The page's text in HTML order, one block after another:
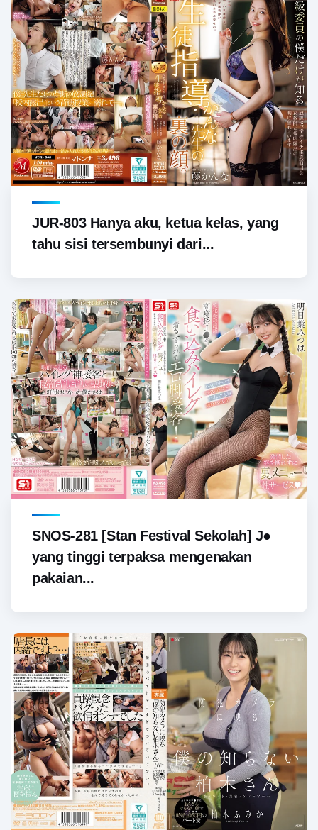
JUR-803 Hanya aku, ketua kelas, yang
tahu sisi tersembunyi dari...
SNOS-281 [Stan Festival Sekolah] J●
yang tinggi terpaksa mengenakan
pakaian...